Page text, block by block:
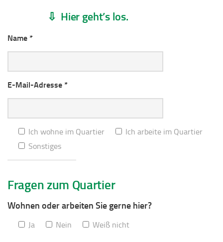
⇩ Hiergeht’s los.
Name *
E-Mail-Adresse *
Ich wohne im Quartier
Ich arbeite im Quartier
Sonstiges
Fragen zum Quartier
Wohnen oder arbeiten Sie gerne hier?
Ja Nein Weiß nicht